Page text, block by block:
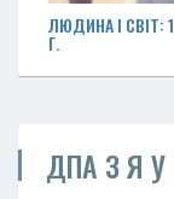
ЛЮДИНА І СВІТ:
Г.
ДПА З Я У